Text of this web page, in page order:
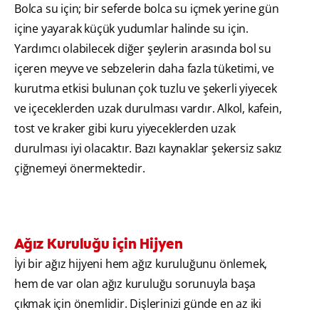
Bolca su için; bir seferde bolca su içmek yerine gün
içine yayarak küçük yudumlar halinde su için.
Yardımcı olabilecek diğer şeylerin arasında bol su
içeren meyve ve sebzelerin daha fazla tüketimi, ve
kurutma etkisi bulunan çok tuzlu ve şekerli yiyecek
ve içeceklerden uzak durulması vardır. Alkol, kafein,
tost ve kraker gibi kuru yiyeceklerden uzak
durulması iyi olacaktır. Bazı kaynaklar şekersiz sakız
çiğnemeyi önermektedir.
Ağız Kuruluğu için Hijyen
İyi bir ağız hijyeni hem ağız kuruluğunu önlemek,
hem de var olan ağız kuruluğu sorunuyla başa
çıkmak için önemlidir. Dişlerinizi günde en az iki